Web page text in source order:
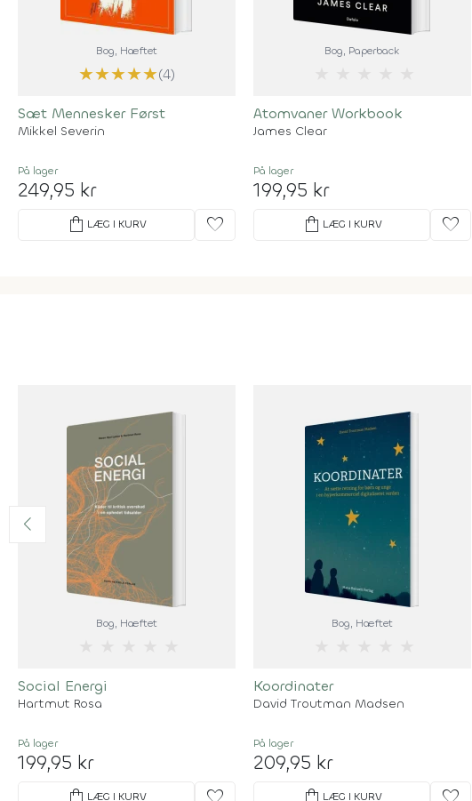
Bog, Hæftet
★★★★★(4)
Sæt Mennesker Først
Mikkel Severin
På lager
249,95 kr
shopping_bag LÆG I KURV favorite
Bog, Paperback
Atomvaner Workbook
James Clear
På lager
199,95 kr
shopping_bag LÆG I KURV favorite
Bog, Hæftet
Social Energi
Hartmut Rosa
På lager
199,95 kr
LÆG I KURV
Bog, Hæftet
Koordinater
David Troutman Madsen
På lager
209,95 kr
LÆG I KURV